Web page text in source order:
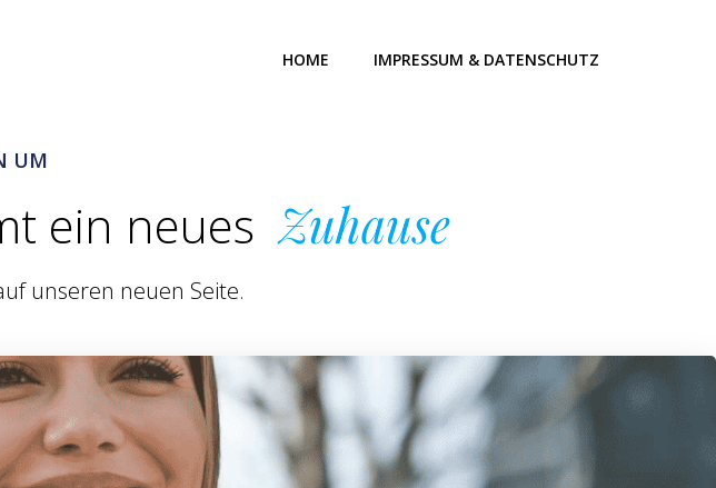
HOME IMPRESSUM & DATENSCHUTZ
UM
ein neuesZuhause
unseren neuen Seite.